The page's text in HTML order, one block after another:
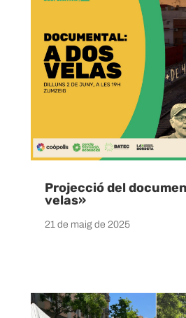
Projecció del
velas»
21 de maig de 2025